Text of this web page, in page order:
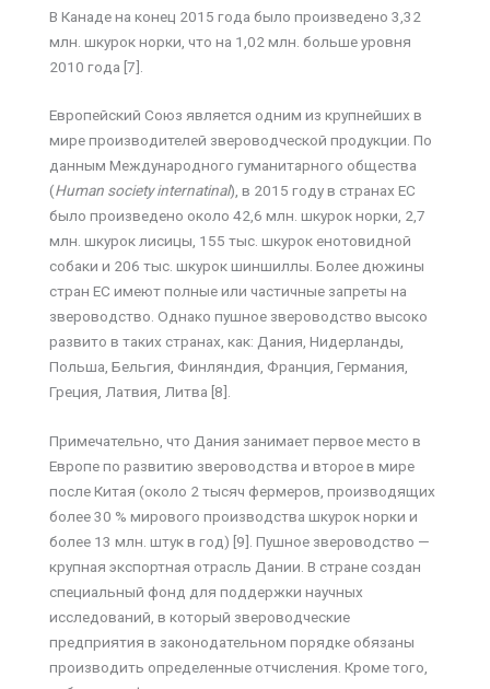
В Канаде на конец 2015 года было произведено 3,32
млн. шкурок норки, что на 1,02 млн. больше уровня
2010 года [7].
Европейский Союз является одним из крупнейших в
мире производителей звероводческой продукции. По
данным Международного гуманитарного общества
(Human society internatinal), в 2015 году в странах ЕС
было произведено около 42,6 млн. шкурок норки, 2,7
млн. шкурок лисицы, 155 тыс. шкурок енотовидной
собаки и 206 тыс. шкурок шиншиллы. Более дюжины
стран ЕС имеют полные или частичные запреты на
звероводство. Однако пушное звероводство высоко
развито в таких странах, как: Дания, Нидерланды,
Польша, Бельгия, Финляндия, Франция, Германия,
Греция, Латвия, Литва [8].
Примечательно, что Дания занимает первое место в
Европе по развитию звероводства и второе в мире
после Китая (около 2 тысяч фермеров, производящих
более 30 % мирового производства шкурок норки и
более 13 млн. штук в год) [9]. Пушное звероводство —
крупная экспортная отрасль Дании. В стране создан
специальный фонд для поддержки научных
исследований, в который звероводческие
предприятия в законодательном порядке обязаны
производить определенные отчисления. Кроме того,